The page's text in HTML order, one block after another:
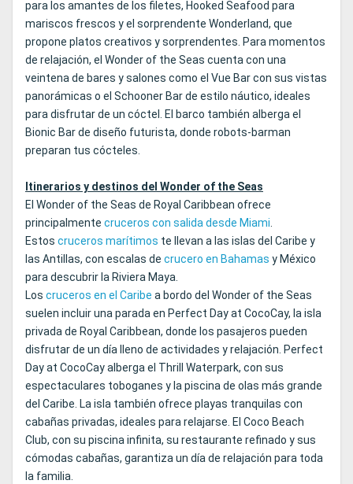
para los amantes de los filetes, Hooked Seafood para
mariscos frescos y el sorprendente Wonderland, que
propone platos creativos y sorprendentes. Para momentos
de relajación, el Wonder of the Seas cuenta con una
veintena de bares y salones como el Vue Bar con sus vistas
panorámicas o el Schooner Bar de estilo náutico, ideales
para disfrutar de un cóctel. El barco también alberga el
Bionic Bar de diseño futurista, donde robots-barman
preparan tus cócteles.
Itinerarios y destinos del Wonder of the Seas
El Wonder of the Seas de Royal Caribbean ofrece
principalmente cruceros con salida desde Miami.
Estos cruceros marítimos te llevan a las islas del Caribe y
las Antillas, con escalas de crucero en Bahamas y México
para descubrir la Riviera Maya.
Los cruceros en el Caribe a bordo del Wonder of the Seas
suelen incluir una parada en Perfect Day at CocoCay, la isla
privada de Royal Caribbean, donde los pasajeros pueden
disfrutar de un día lleno de actividades y relajación. Perfect
Day at CocoCay alberga el Thrill Waterpark, con sus
espectaculares toboganes y la piscina de olas más grande
del Caribe. La isla también ofrece playas tranquilas con
cabañas privadas, ideales para relajarse. El Coco Beach
Club, con su piscina infinita, su restaurante refinado y sus
cómodas cabañas, garantiza un día de relajación para toda
la familia.